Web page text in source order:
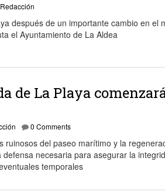
apuesta por una renovación de
alcalde del Ayuntamiento de La
2018
Redacción
después de un importante cambio en el
el Ayuntamiento de La Aldea
de La Playa
2016 0 Comments
ruinosos del paseo marítimo y la
necesaria para asegurar la
temporales